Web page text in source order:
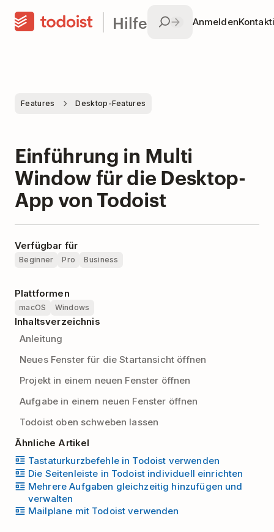
Hilfe Anmelden
Features Desktop-Features
Einführung in Multi
Window für die Desktop-
App von Todoist
Verfügbar für
Beginner Pro Business
Plattformen
macOS Windows
Inhaltsverzeichnis
Anleitung
Neues Fenster für die Startansicht öffnen
Projekt in einem neuen Fenster öffnen
Aufgabe in einem neuen Fenster öffnen
Todoist oben schweben lassen
Ähnliche Artikel
Tastaturkurzbefehle in Todoist verwenden
Die Seitenleiste in Todoist individuell einrichten
Mehrere Aufgaben gleichzeitig hinzufügen und
verwalten
Mailplane mit Todoist verwenden